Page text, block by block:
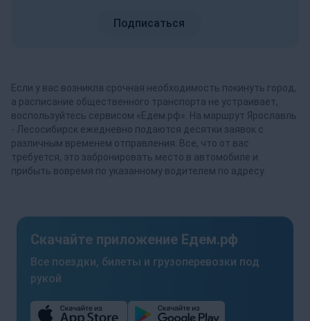
Подписаться
Если у вас возникла срочная необходимость покинуть город,
а расписание общественного транспорта не устраивает,
воспользуйтесь сервисом «Едем.рф». На маршрут Ярославль
- Лесосибирск ежедневно подаются десятки заявок с
различным временем отправления. Все, что от вас
требуется, это забронировать место в автомобиле и
прибыть вовремя по указанному водителем по адресу.
Скачайте приложение Едем.рф
Все поездки, билеты и грузоперевозки под
рукой